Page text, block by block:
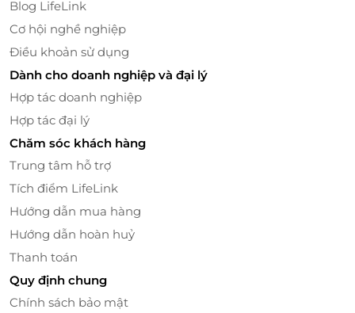
LifeLink – Đặt dịch vụ tiện lợi, nhận ưu
đãi ngay
Nhận ngayvoucher giảm giá
vụ spa
Trải nghiệm quy trình
thao tác online
Cam kết dịch vụ chất lượng từ đối tác uy tín
Đừng bỏ lỡ cơ hội chăm sóc tóc và thư giãn cơ thể
với Cosmoscare!
Đặt ngayvoucher giảm giá
đầu – trị liệu cổ vai gáy 90 phút” trên
Blog LifeLink
Cơ hội nghề nghiệp
Điều khoản sử dụng
Dành cho doanh nghiệp và đại lý
Hợp tác doanh nghiệp
Hợp tác đại lý
Chăm sóc khách hàng
Trung tâm hỗ trợ
Tích điểm LifeLink
Hướng dẫn mua hàng
Hướng dẫn hoàn huỷ
Thanh toán
Quy định chung
Chính sách bảo mật